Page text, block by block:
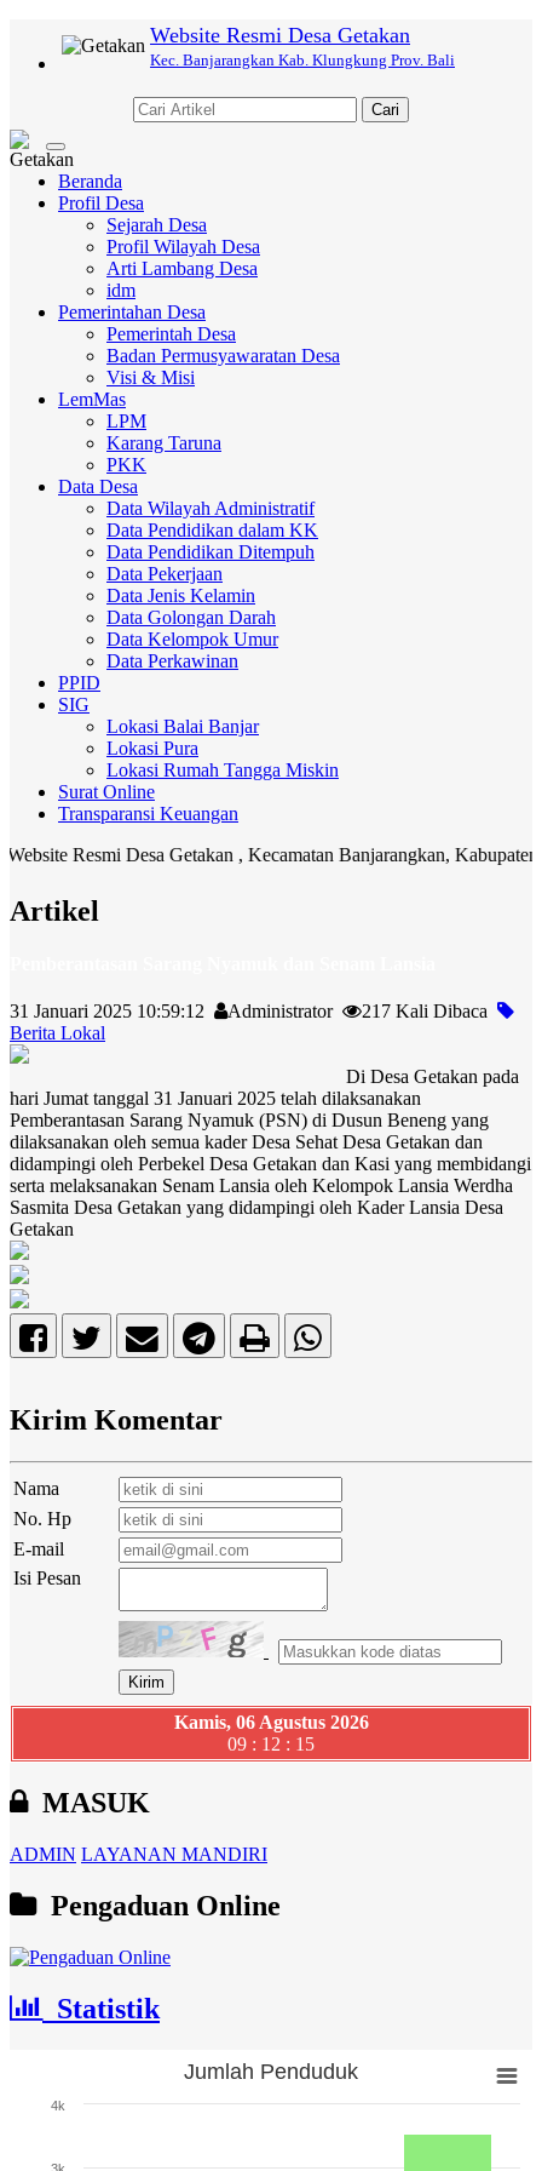
Website Resmi Desa Getakan
Kec. Banjarangkan Kab. Klungkung Prov. Bali
Cari
Toggle
navigation
Beranda
Profil Desa
Sejarah Desa
Profil Wilayah Desa
Arti Lambang Desa
idm
Pemerintahan Desa
Pemerintah Desa
Badan Permusyawaratan Desa
Visi & Misi
LemMas
LPM
Karang Taruna
PKK
Data Desa
Data Wilayah Administratif
Data Pendidikan dalam KK
Data Pendidikan Ditempuh
Data Pekerjaan
Data Jenis Kelamin
Data Golongan Darah
Data Kelompok Umur
Data Perkawinan
PPID
SIG
Lokasi Balai Banjar
Lokasi Pura
Lokasi Rumah Tangga Miskin
Surat Online
Transparansi Keuangan
Resmi Desa Getakan , Kecamatan Banjarangkan, Kabupaten
Artikel
31 Januari 2025 10:59:12 Administrator
217 Kali Dibaca
Berita Lokal
Di Desa Getakan pada
hari Jumat tanggal 31 Januari 2025 telah dilaksanakan
Pemberantasan Sarang Nyamuk (PSN) di Dusun Beneng yang
dilaksanakan oleh semua kader Desa Sehat Desa Getakan dan
didampingi oleh Perbekel Desa Getakan dan Kasi yang membidangi
serta melaksanakan Senam Lansia oleh Kelompok Lansia Werdha
Sasmita Desa Getakan yang didampingi oleh Kader Lansia Desa
Getakan
Kirim Komentar
Nama
No. Hp
E-mail
Isi Pesan
Kamis, 06 Agustus 2026
09 : 12 : 16
MASUK
ADMIN LAYANAN MANDIRI
Pengaduan Online
Statistik
Jumlah Penduduk
4k